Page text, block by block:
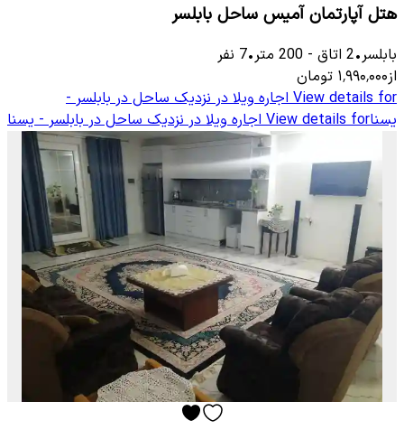
هتل آپارتمان آمیس ساحل بابلسر
بابلسر•
2 اتاق -
200 متر•
7 نفر
از۱٬۹۹۰٬۰۰۰ تومان
View details for اجاره ویلا در نزدیک ساحل در بابلسر -
یسناView details for اجاره ویلا در نزدیک ساحل در بابلسر - یسنا